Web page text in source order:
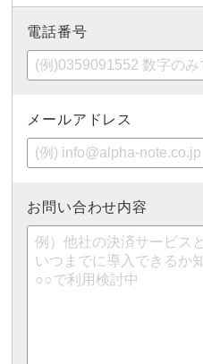
電話番号
メールアドレス
お問い合わせ内容